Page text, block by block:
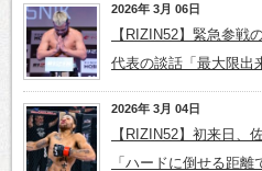
2026年 3月 06日
【RIZIN52】緊急参戦
代表の談話「最大限出
2026年 3月 04日
【RIZIN52】初来日、
「ハードに倒せる距離